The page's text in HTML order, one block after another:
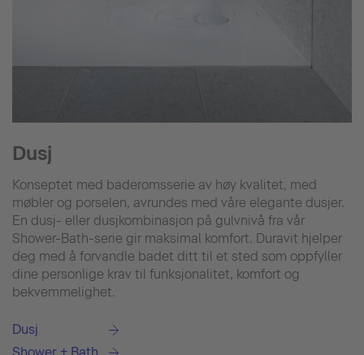
Dusj
Konseptet med baderomsserie av høy kvalitet, med
møbler og porselen, avrundes med våre elegante dusjer.
En dusj- eller dusjkombinasjon på gulvnivå fra vår
Shower-Bath-serie gir maksimal komfort. Duravit hjelper
deg med å forvandle badet ditt til et sted som oppfyller
dine personlige krav til funksjonalitet, komfort og
bekvemmelighet.
Dusj
Shower + Bath